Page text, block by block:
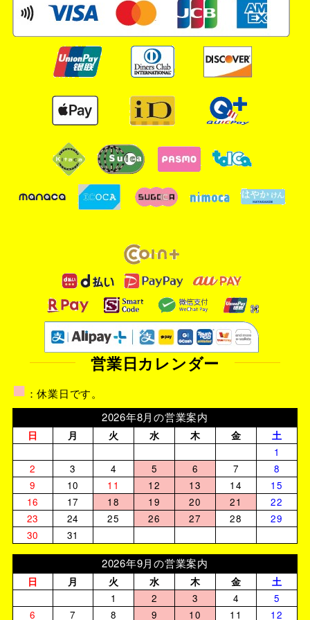
営業日カレンダー
■ ：休業日です。
2026年8月の営業案内
日 月 火 水 木 金
土
1
2
3 4 5 6 7
8
9
10 11 12 13 14
15
16
17 18 19 20 21
22
23
24 25 26 27 28
29
30
31
2026年9月の営業案内
日 月 火 水 木 金
土
1
2 3 4
5
6
7 8 9 10 11 12